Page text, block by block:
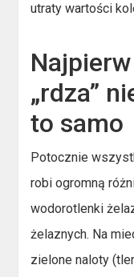
utraty wartości
„rdza”
to samo
Potocznie
robi ogromną
wodorotlenki
żelaznych. Na
zielone naloty